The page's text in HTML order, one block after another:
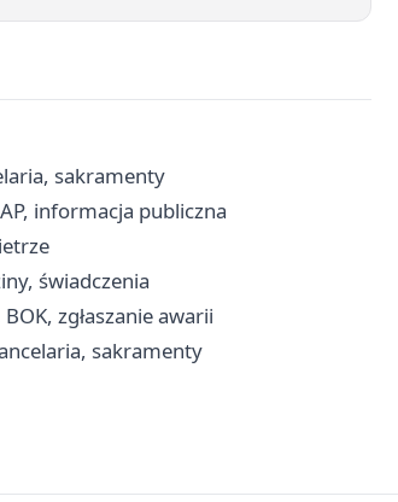
sakramenty
informacja publiczna
świadczenia
zgłaszanie awarii
sakramenty